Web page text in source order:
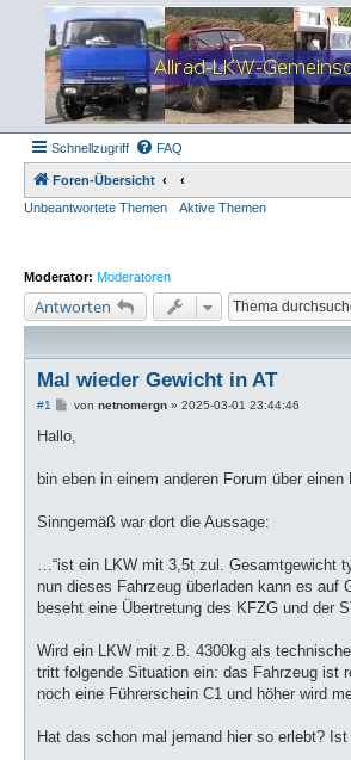
Schnellzugriff FAQ
Foren-Übersicht
Unbeantwortete Themen
Aktive Themen
Moderator: Moderatoren
Antworten
Mal wieder Gewicht in AT
#1
B
i
a
von netnomergn» 2025-03-01 23:44:46
Hallo,
bin eben in einem anderen Forum über
Sinngemäß war dort die Aussage:
…“ist ein LKW mit 3,5t zul. Gesamtgewicht
nun dieses Fahrzeug überladen kann es auf
beseht eine Übertretung des KFZG und der
Wird ein LKW mit z.B. 4300kg als
tritt folgende Situation ein: das Fahrzeug ist
noch eine Führerschein C1 und höher wird
Hat das schon mal jemand hier so erlebt?